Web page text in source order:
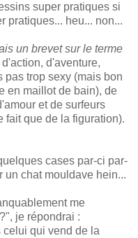
super pratiques si
pratiques... heu... non...
un brevet sur le terme
d'aventure,
pas trop sexy (mais bon
en maillot de bain), de
et de surfeurs
fait que de la figuration).
cases par-ci par-
un chat mouldave hein...
me
je répondrai :
celui qui vend de la